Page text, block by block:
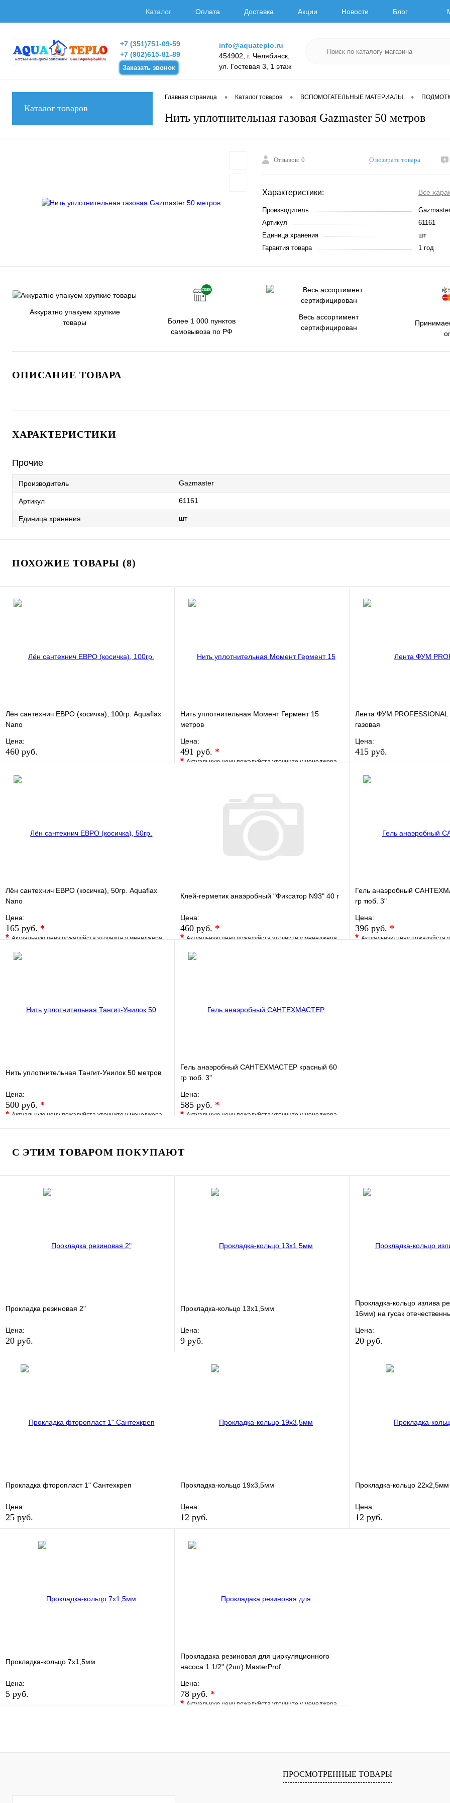
Каталог Оплата Доставка Акции Новости Блог
+7 (351)751-09-59
+7 (902)615-81-89
Заказать звонок
info@aquateplo.ru
454902, г. Челябинск,
ул. Гостевая 3, 1 этаж
Каталог товаров
Главная страница • Каталог товаров • ВСПОМОГАТЕЛЬНЫЕ МАТЕРИАЛЫ •
Нить уплотнительная газовая Gazmaster 50 метров
Отзывов: 0 О возврате товара
Характеристики: Все
Производитель
Gazmaster
Артикул
61161
Единица хранения
шт
Гарантия товара
1 год
Аккуратно упакуем хрупкие
товары
Более 1 000 пунктов
самовывоза по РФ
Весь ассортимент
сертифицирован
ОПИСАНИЕ ТОВАРА
ХАРАКТЕРИСТИКИ
Прочие
Производитель Gazmaster
Артикул 61161
Единица хранения шт
ПОХОЖИЕ ТОВАРЫ (8)
Лён сантехнич ЕВРО (косичка), 100гр. Aquaflax
Nano
Цена:
460 руб.
Купить в 1 клик
Нить уплотнительная Момент Гермент 15
метров
Цена:
491 руб. *
*Актуальную цену пожалуйста уточните у менеджера
В корзину
Лента ФУМ
газовая
Цена:
415 руб.
Купить в 1 клик
Лён сантехнич ЕВРО (косичка), 50гр. Aquaflax
Nano
Цена:
165 руб. *
*Актуальную цену пожалуйста уточните у менеджера
В избранное
Клей-герметик анаэробный "Фиксатор N93" 40 г
Цена:
460 руб. *
*Актуальную цену пожалуйста уточните у менеджера
В избранное
Гель анаэробный
гр тюб. 3"
Цена:
396 руб. *
*Актуальную цену пожалуйста
Нить уплотнительная Тангит-Унилок 50 метров
Цена:
500 руб. *
*Актуальную цену пожалуйста уточните у менеджера
В избранное Сравнение
В корзину
Гель анаэробный САНТЕХМАСТЕР красный 60
гр тюб. 3"
Цена:
585 руб. *
*Актуальную цену пожалуйста уточните у менеджера
В избранное Сравнение
В корзину
С ЭТИМ ТОВАРОМ ПОКУПАЮТ
Прокладка резиновая 2"
Цена:
20 руб.
Купить в 1 клик
Прокладка-кольцо 13х1,5мм
Цена:
9 руб.
Купить в 1 клик
Прокладка-кольцо излива
16мм) на гусак
Цена:
20 руб.
Купить в 1 клик
Прокладка фторопласт 1" Сантехкреп
Цена:
25 руб.
Купить в 1 клик
Прокладка-кольцо 19х3,5мм
Цена:
12 руб.
Купить в 1 клик
Прокладка-кольцо 22х2,5мм
Цена:
12 руб.
Прокладка-кольцо 7х1,5мм
Цена:
5 руб.
Прокладака резиновая для циркуляционного
насоса 1 1/2" (2шт) MasterProf
Цена:
78 руб. *
*Актуальную цену пожалуйста уточните у менеджера
ПРОСМОТРЕННЫЕ ТОВАРЫ